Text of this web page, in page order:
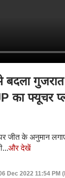
का फ्यूचर
जीत के अनुमान
और देखें
Dec 2022 11:54 PM